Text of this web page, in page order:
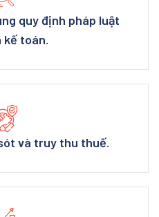
quy định pháp luật
kế toán.
và truy thu thuế.